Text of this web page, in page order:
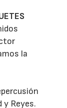
la
y Reyes.